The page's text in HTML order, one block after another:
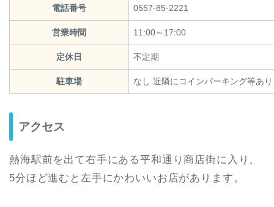
電話番号 0557-85-2221
営業時間 11:00～17:00
定休日 不定期
駐車場 なし 近隣にコインパーキング等あり
アクセス
熱海駅前を出て右手にある平和通り商店街に入り、
5分ほど進むと左手にかわいいお店があります。